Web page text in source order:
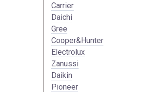
Carrier
Daichi
Gree
Cooper&Hunter
Electrolux
Zanussi
Daikin
Pioneer